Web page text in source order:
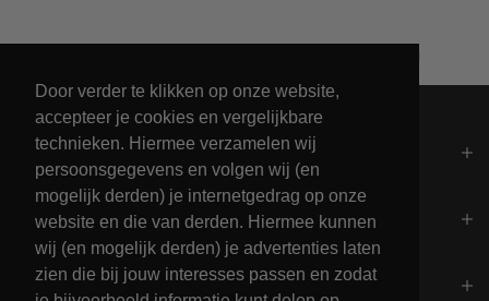
Door verder te klikken op onze website,
accepteer je cookies en vergelijkbare
technieken. Hiermee verzamelen wij
persoonsgegevens en volgen wij (en
mogelijk derden) je internetgedrag op onze
website en die van derden. Hiermee kunnen
wij (en mogelijk derden) je advertenties laten
zien die bij jouw interesses passen en zodat
Algemeen
Contact
Openingstijden